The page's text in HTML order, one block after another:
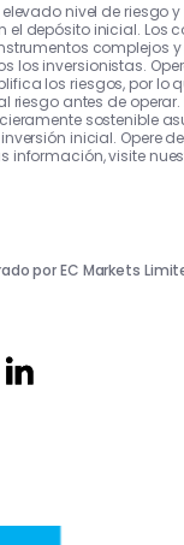
nivel de riesgo
el depósito inicial. Los
complejos
los inversionistas.
los riesgos, por lo
riesgo antes de operar.
sostenible
inicial. Opere
información, visite
por EC Markets